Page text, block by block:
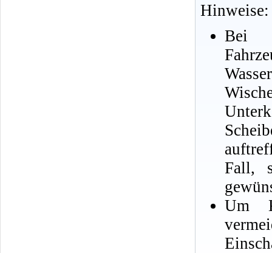
Hinweise:
Bei
Fall,
Um